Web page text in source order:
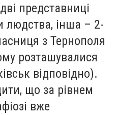
представниці
людства, інша – 2-
з Тернополя
розташувалися
відповідно).
що за рівнем
вже